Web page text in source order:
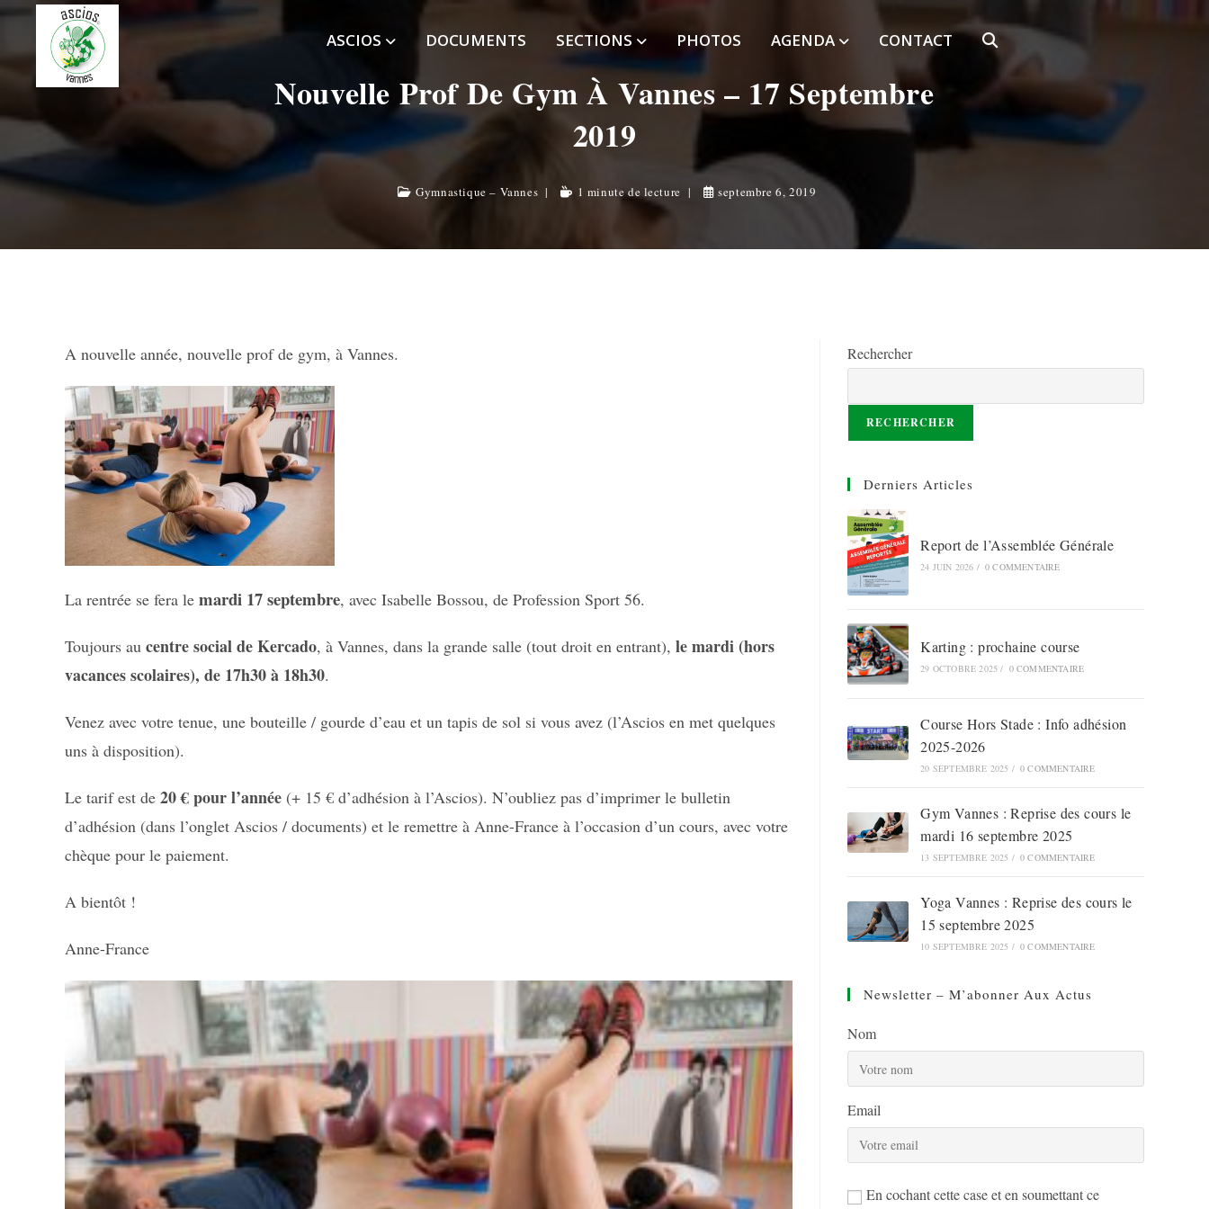
Skip
content
ASCIOS DOCUMENTS SECTIONS PHOTOS AGENDA CONTACT TOGGLE
WEBSITE
Nouvelle Prof De Gym À Vannes – 17 Septembre
2019
Gymnastique – Vannes 1 minute de lecture septembre 6, 2019
A nouvelle année, nouvelle prof de gym, à Vannes.
La rentrée se fera le mardi 17 septembre, avec Isabelle Bossou, de Profession Sport 56.
Toujours au centre social de Kercado, à Vannes, dans la grande salle (tout droit en entrant), le mardi (hors
vacances scolaires), de 17h30 à 18h30.
Venez avec votre tenue, une bouteille / gourde d’eau et un tapis de sol si vous avez (l’Ascios en met quelques
uns à disposition).
Le tarif est de 20 € pour l’année (+ 15 € d’adhésion à l’Ascios). N’oubliez pas d’imprimer le bulletin
d’adhésion (dans l’onglet Ascios / documents) et le remettre à Anne-France à l’occasion d’un cours, avec votre
chèque pour le paiement.
A bientôt !
Anne-France
Rechercher
RECHERCHER
Derniers Articles
Report de l’Assemblée Générale
24 JUIN 2026 / 0 COMMENTAIRE
Karting : prochaine course
29 OCTOBRE 2025 / 0 COMMENTAIRE
Course Hors Stade : Info adhésion
2025-2026
20 SEPTEMBRE 2025 / 0 COMMENTAIRE
Gym Vannes : Reprise des cours le
mardi 16 septembre 2025
13 SEPTEMBRE 2025 / 0 COMMENTAIRE
Yoga Vannes : Reprise des cours le
15 septembre 2025
10 SEPTEMBRE 2025 / 0 COMMENTAIRE
Newsletter – M’abonner Aux Actus
Nom
Email
En cochant cette case et en soumettant ce